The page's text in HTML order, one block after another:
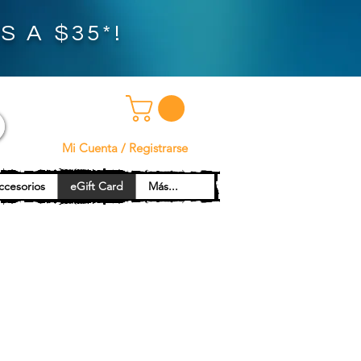
A $35*!
Mi Cuenta / Registrarse
eGift Card Más...